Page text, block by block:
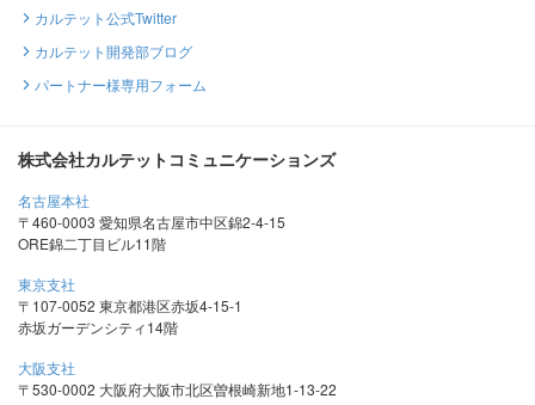
カルテット公式Twitter
カルテット開発部ブログ
パートナー様専用フォーム
株式会社カルテットコミュニケーションズ
名古屋本社
〒460-0003 愛知県名古屋市中区錦2-4-15
ORE錦二丁目ビル11階
東京支社
〒107-0052 東京都港区赤坂4-15-1
赤坂ガーデンシティ14階
大阪支社
〒530-0002 大阪府大阪市北区曽根崎新地1-13-22